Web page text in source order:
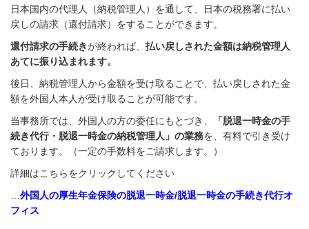
日本国内の代理人（納税管理人）を通して、日本の税務署に払い
戻しの請求（還付請求）をすることができます。
還付請求の手続きが終われば、 払い戻しされた金額は納税管理人
あてに振り込まれます。
後日、納税管理人から金額を受け取ることで、払い戻しされた金
額を外国人本人が受け取ることが可能です。
当事務所では、外国人の方の委任にもとづき、
「脱退一時金の手
続き代行・脱退一時金の納税管理人」の業務を、有料で引き受け
ております。（一定の手数料をご請求します。）
詳細はこちらをクリックしてください
外国人の厚生年金保険の脱退一時金/脱退一時金の手続き代行オ
フィス